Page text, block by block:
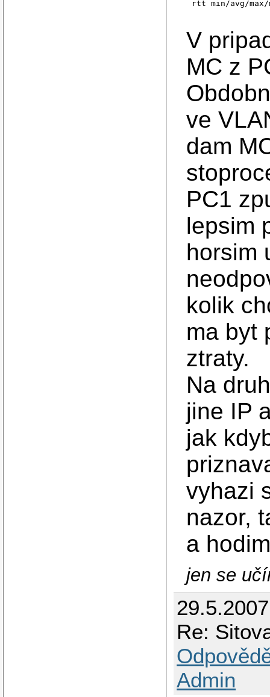
rtt min/avg/
V
MC z
ve
dam
PC1
lepsim
horsim
kolik
ma byt
ztraty.
Na
jine IP
jak
vyhazi
nazor,
a
jen se
Re:
Admin